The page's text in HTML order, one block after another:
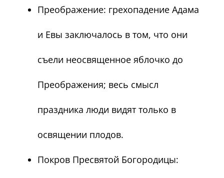
Преображение: грехопадение Адама
и Евы заключалось в том, что они
съели неосвященное яблочко до
Преображения; весь смысл
праздника люди видят только в
освящении плодов.
Покров Пресвятой Богородицы: